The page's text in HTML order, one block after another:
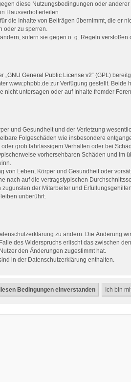
diese Nutzungsbedingungen oder
Hausverbot erteilen.
die Inhalte von Beiträgen übernimmt, die er
oder zu sperren.
sofern sie gegen o. g. Regeln
„GNU General Public License v2“ (GPL)
www.phpbb.de zur Verfügung gestellt.
untersagen oder auf Inhalte fremder
und Gesundheit und der Verletzung
Folgeschäden wie insbesondere
grob fahrlässigem Verhalten oder bei
vorhersehbaren Schäden und
von Leben, Körper und Gesundheit oder
nach auf die vertragstypischen
der Mitarbeiter und
unberührt.
zu ändern. Die Änderung
des Widerspruchs erlischt das zwischen
den Änderungen zugestimmt hat.
in der Datenschutzerklärung enthalten.